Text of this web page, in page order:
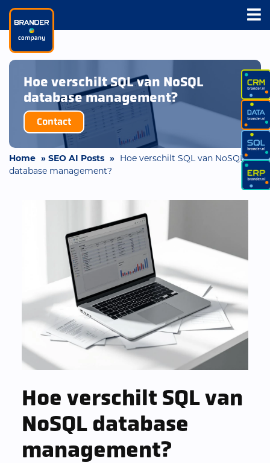
Hoe verschilt SQL van NoSQL
database management?
Contact
Home » SEO AI Posts »
Hoe verschilt SQL van NoSQL
database management?
Hoe verschilt SQL van
NoSQL database
management?